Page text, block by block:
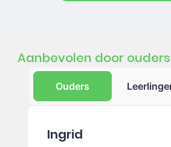
Aanbevolen door
Ouders
Ingrid